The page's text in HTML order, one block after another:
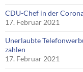
CDU-Chef in der
17. Februar 2021
Unerlaubte
zahlen
17. Februar 2021